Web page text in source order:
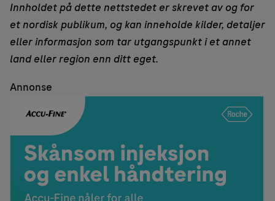
Innholdet på dette nettstedet er skrevet av og for
et nordisk publikum, og kan inneholde kilder, detaljer
eller informasjon som tar utgangspunkt i et annet
land eller region enn ditt eget.
Annonse